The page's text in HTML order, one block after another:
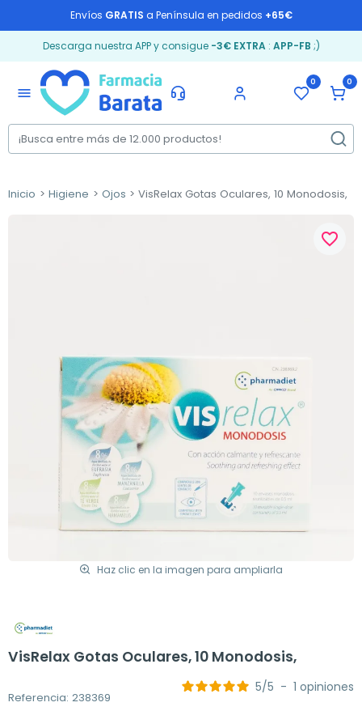
Envíos GRATIS a Península en pedidos +65€
Descarga nuestra APP y consigue -3€ EXTRA: APP-FB ;)
menu
0 0
Inicio Higiene Ojos VisRelax Gotas Oculares, 10 Monodosis,
Haz clic en la imagen para ampliarla
favorite_border
VisRelax Gotas Oculares, 10 Monodosis,
Referencia: 238369
5/5 - 1 opiniones